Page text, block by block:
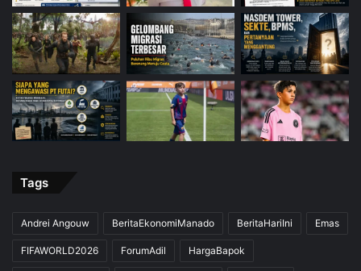
Tags
Andrei Angouw BeritaEkonomiManado BeritaHariIni Emas
FIFAWORLD2026 ForumAdil HargaBapok